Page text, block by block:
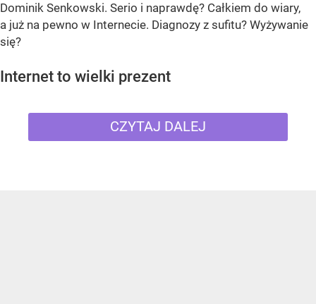
Dominik Senkowski. Serio i naprawdę? Całkiem do wiary,
a już na pewno w Internecie. Diagnozy z sufitu? Wyżywanie
się?
Internet to wielki prezent
CZYTAJ DALEJ